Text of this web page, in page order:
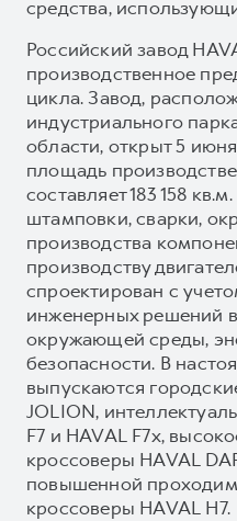
средства,
Российский завод
производственное
цикла. Завод,
индустриального
области, открыт 5
площадь
составляет 183 158
штамповки, сварки,
производства
производству
спроектирован с
инженерных решений
окружающей среды,
безопасности. В
выпускаются
JOLION,
F7 и HAVAL F7x,
кроссоверы HAVAL
повышенной
кроссоверы HAVAL H7.